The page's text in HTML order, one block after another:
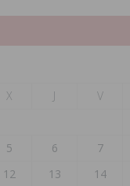
X J V
5 6 7
12 13 14